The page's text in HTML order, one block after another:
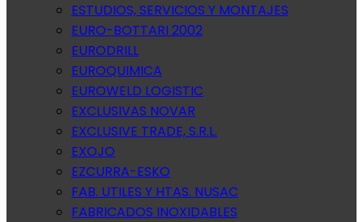
ESTUDIOS, SERVICIOS Y MONTAJES
EURO-BOTTARI 2002
EURODRILL
EUROQUIMICA
EUROWELD LOGISTIC
EXCLUSIVAS NOVAR
EXCLUSIVE TRADE, S.R.L.
EXOJO
EZCURRA-ESKO
FAB. UTILES Y HTAS. NUSAC
FABRICADOS INOXIDABLES